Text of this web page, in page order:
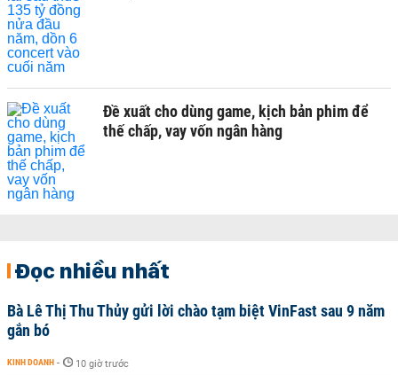
Đề xuất cho dùng game, kịch bản phim để
thế chấp, vay vốn ngân hàng
Đọc nhiều nhất
Bà Lê Thị Thu Thủy gửi lời chào tạm biệt VinFast sau 9 năm
gắn bó
KINH DOANH - 10 giờ trước